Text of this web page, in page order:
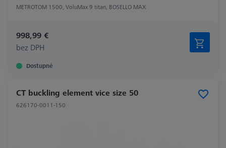
METROTOM 1500, VoluMax 9 titan, BOSELLO MAX
998,99 €
bez DPH
Dostupné
CT buckling element vice size 50
626170-0011-150